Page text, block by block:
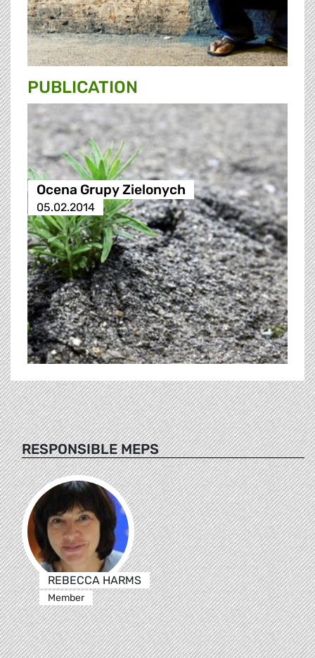
PUBLICATION
Ocena Grupy Zielonych
05.02.2014
RESPONSIBLE MEPS
REBECCA HARMS
Member